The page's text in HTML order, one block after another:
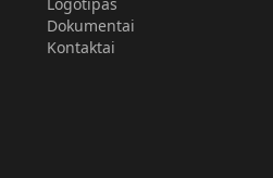
Dokumentai
Kontaktai